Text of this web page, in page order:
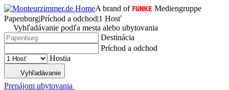
A brand of
Mediengruppe
Papenburg|Príchod a odchod|1 Hosť
Vyhľadávanie podľa mesta alebo ubytovania
Destinácia
Príchod a odchod
Hostia
Vyhľadávanie
Prenájom ubytovania